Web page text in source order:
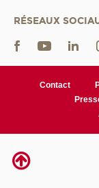
RÉSEAUX
Contact